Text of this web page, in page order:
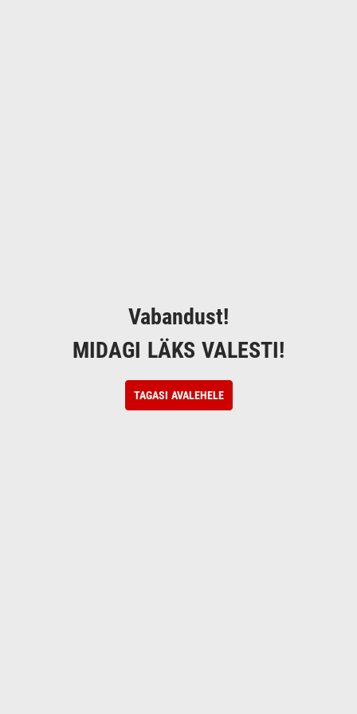
Vabandust!
MIDAGI LÄKS VALESTI!
TAGASI AVALEHELE